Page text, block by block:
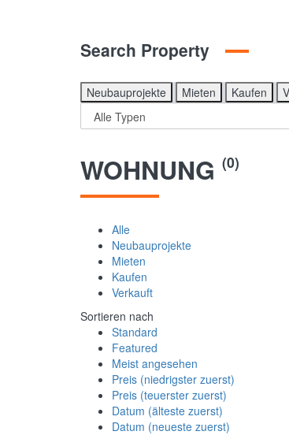
Search Property
Neubauprojekte Mieten Kaufen
WOHNUNG (0)
Alle
Neubauprojekte
Mieten
Kaufen
Verkauft
Sortieren nach
Standard
Featured
Meist angesehen
Preis (niedrigster zuerst)
Preis (teuerster zuerst)
Datum (älteste zuerst)
Datum (neueste zuerst)